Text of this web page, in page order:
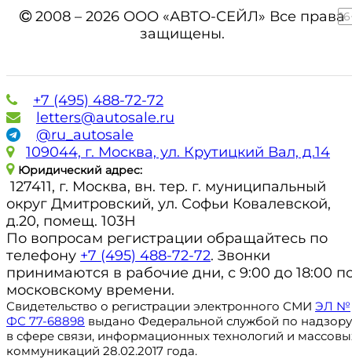
2008 – 2026 ООО «АВТО-СЕЙЛ» Все права
защищены.
+7 (495) 488-72-72
letters@autosale.ru
@ru_autosale
109044, г. Москва, ул. Крутицкий Вал, д.14
Юридический адрес:
127411, г. Москва, вн. тер. г. муниципальный
округ Дмитровский, ул. Софьи Ковалевской,
д.20, помещ. 103Н
По вопросам регистрации обращайтесь по
телефону +7 (495) 488-72-72. Звонки
принимаются в рабочие дни, с 9:00 до 18:00
московскому времени.
Свидетельство о регистрации электронного СМИ ЭЛ №
ФС 77-68898 выдано Федеральной службой по надзору
в сфере связи, информационных технологий и
коммуникаций 28.02.2017 года.